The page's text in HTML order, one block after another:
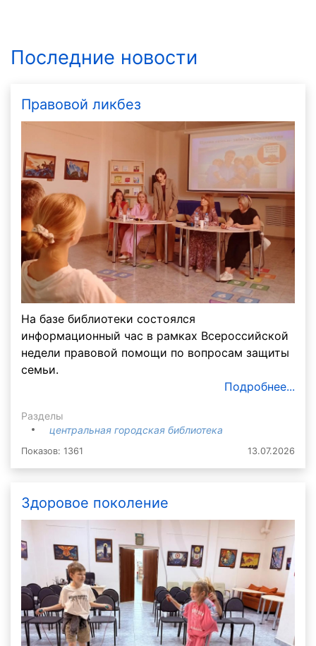
Последние новости
Правовой ликбез
На базе библиотеки состоялся
информационный час в рамках Всероссийской
недели правовой помощи по вопросам защиты
семьи.
Подробнее...
Разделы
центральная городская библиотека
Показов: 1361 13.07.2026
Здоровое поколение